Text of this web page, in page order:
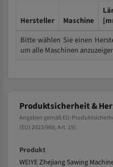
Hersteller Maschine
Bitte wählen Sie einen
um alle Maschinen
Produktsicherheit &
Angaben gemäß EU-
(EU) 2023/988, Art. 19).
Produkt
WEIYE Zhejiang Sawing